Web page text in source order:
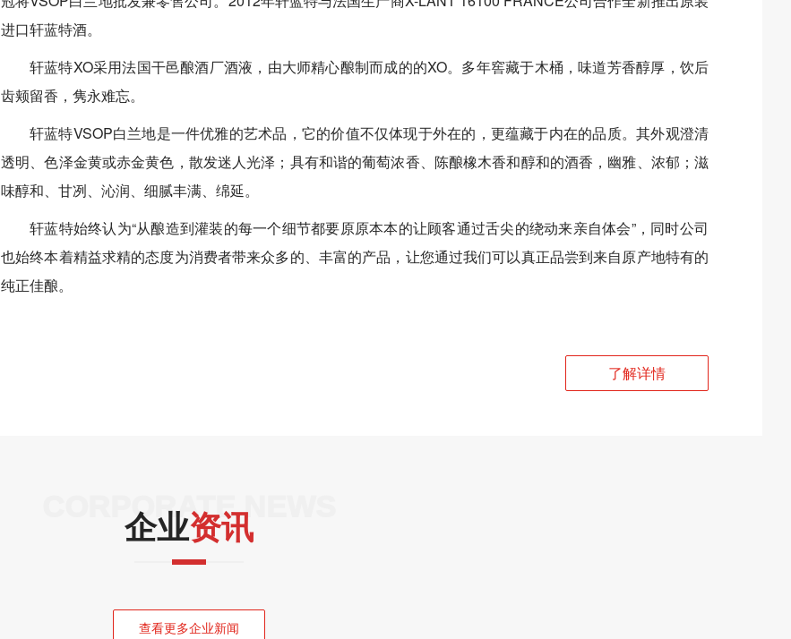
进口轩蓝特酒。
轩蓝特XO采用法国干邑酿酒厂酒液，由大师精心酿制而成的的XO。多年窖藏于木桶，味道芳香醇厚，饮后
齿颊留香，隽永难忘。
轩蓝特VSOP白兰地是一件优雅的艺术品，它的价值不仅体现于外在的，更蕴藏于内在的品质。其外观澄清
透明、色泽金黄或赤金黄色，散发迷人光泽；具有和谐的葡萄浓香、陈酿橡木香和醇和的酒香，幽雅、浓郁；滋
味醇和、甘冽、沁润、细腻丰满、绵延。
轩蓝特始终认为“从酿造到灌装的每一个细节都要原原本本的让顾客通过舌尖的绕动来亲自体会”，同时公司
也始终本着精益求精的态度为消费者带来众多的、丰富的产品，让您通过我们可以真正品尝到来自原产地特有的
纯正佳酿。
了解详情
CORPORATE NEWS
企业资讯
查看更多企业新闻